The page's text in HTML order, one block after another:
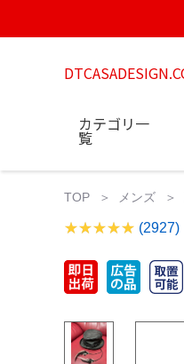
カテゴリ一
覧
TOP メンズ
(2927)